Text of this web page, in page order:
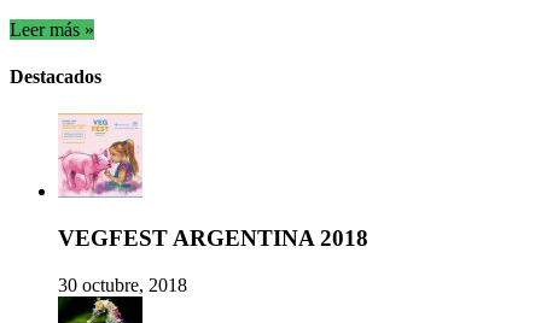
Leer más »
Destacados
VEGFEST ARGENTINA 2018
30 octubre, 2018